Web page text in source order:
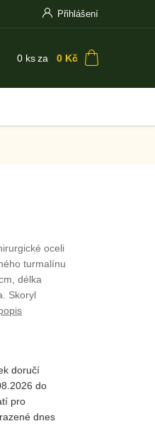
Přihlášení
0 ksza 0 Kč
oceli
turmalínu
délka
Skoryl
doručí
do
pro
dnes